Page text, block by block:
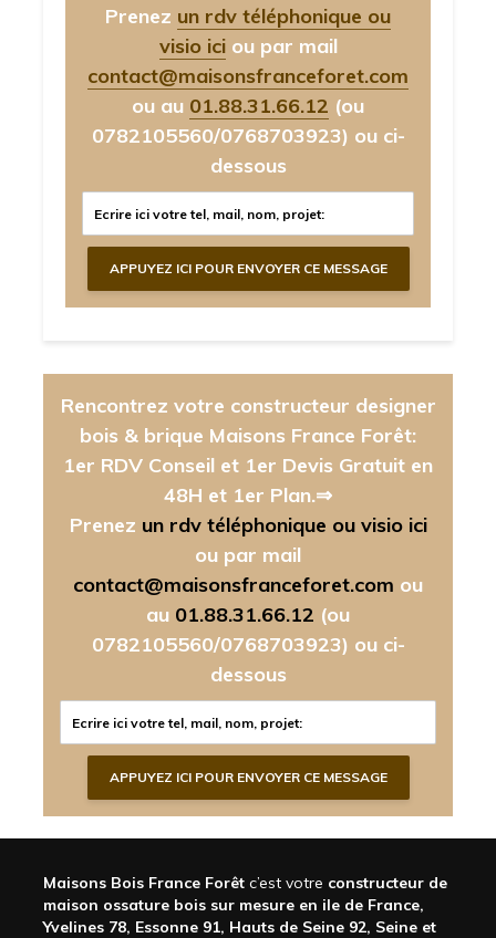
Prenez un rdv téléphonique ou
visio iciou par mail
contact@maisonsfranceforet.com
ou au 01.88.31.66.12 (ou
0782105560/0768703923) ou ci-
dessous
Rencontrez votre constructeur designer
bois & brique Maisons France Forêt:
1er RDV Conseil et 1er Devis Gratuit en
48H et 1er Plan.⇒
Prenez un rdv téléphonique ou visio ici
ou par mail
contact@maisonsfranceforet.com ou
au 01.88.31.66.12 (ou
0782105560/0768703923) ou ci-
dessous
Maisons Bois France Forêt c’est votre constructeur de
maison ossature bois sur mesure en ile de France,
Yvelines 78, Essonne 91, Hauts de Seine 92, Seine et